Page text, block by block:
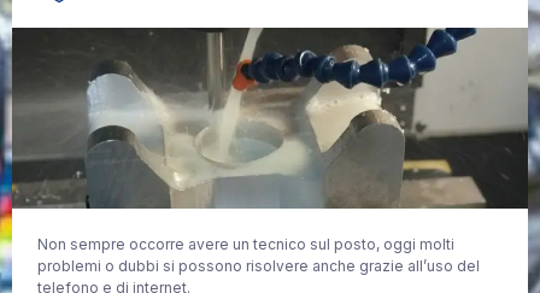
Non sempre occorre avere un tecnico sul posto, oggi molti
problemi o dubbi si possono risolvere anche grazie all’uso del
telefono e di internet.